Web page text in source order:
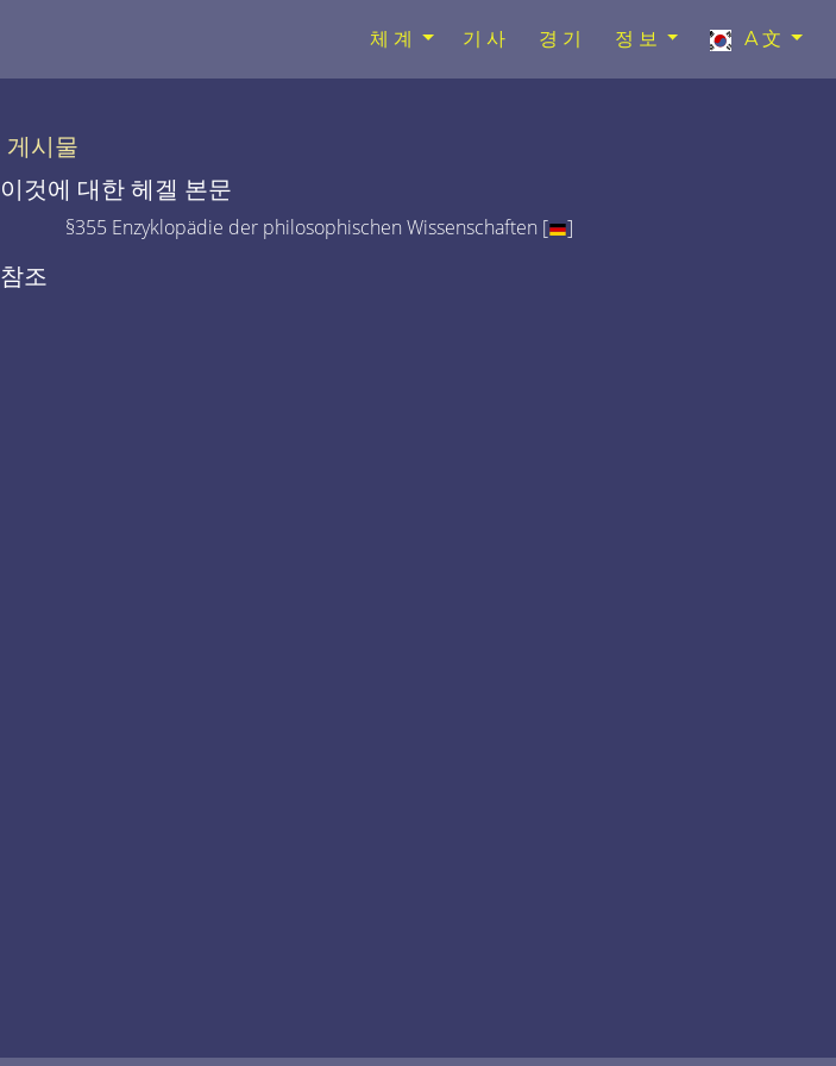
체계 기사 경기 정보 A文
게시물
이것에 대한 헤겔 본문
§355 Enzyklopädie der philosophischen Wissenschaften [ ]
참조